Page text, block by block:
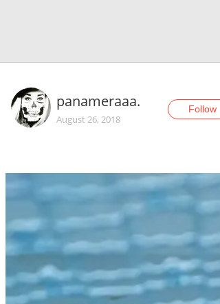
panameraaa.
August 26, 2018
Follow